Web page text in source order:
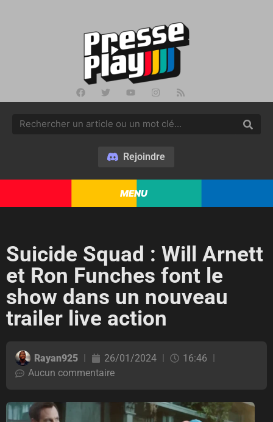
Rejoindre
MENU
Suicide Squad : Will Arnett
et Ron Funches font le
show dans un nouveau
trailer live action
Rayan925 26/01/2024
16:46
Aucun commentaire